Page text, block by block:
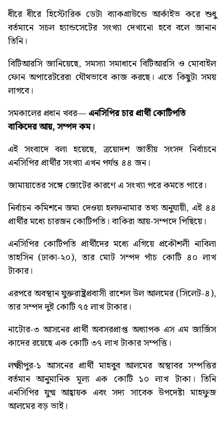
ধীরে ধীরে হিস্টোরিক ডেটা ব্যাকগ্রাউন্ডে আর্কাইভ করে শুধু
বর্তমানে সচল হ্যান্ডসেটের সংখ্যা দেখানো হবে বলে জানান
তিনি।
বিটিআরসি জানিয়েছে, সমস্যা সমাধানে বিটিআরসি ও মোবাইল
ফোন অপারেটরেরা যৌথভাবে কাজ করছে। এতে কিছুটা সময়
লাগবে।
সমকালের প্রধান খবর—এনসিপির চার প্রার্থী কোটিপতি
বাকিদের আয়, সম্পদ কম।
এই সংবাদে বলা হয়েছে, ত্রয়োদশ জাতীয় সংসদ নির্বাচনে
এনসিপির প্রার্থীর সংখ্যা এখন পর্যন্ত ৪৪ জন।
জামায়াতের সঙ্গে জোটের কারণে এ সংখ্যা পরে কমতে পারে।
নির্বাচন কমিশনে জমা দেওয়া হলফনামার তথ্য অনুযায়ী, এই ৪৪
প্রার্থীর মধ্যে চারজন কোটিপতি। বাকিরা আয়-সম্পদে পিছিয়ে।
এনসিপির কোটিপতি প্রার্থীদের মধ্যে এগিয়ে প্রকৌশলী নাবিলা
তাহসিন (ঢাকা-২০), তার মোট সম্পদ পাঁচ কোটি ৪০ লাখ
টাকার।
এরপরে অবস্থান যুক্তরাষ্ট্রপ্রবাসী রাশেল উল আলমের (সিলেট-৪),
তার সম্পদ দুই কোটি ৭৫ লাখ টাকার।
নাটোর-৩ আসনের প্রার্থী অবসরপ্রাপ্ত অধ্যাপক এস এম জার্জিস
কাদের রয়েছে এক কোটি ৩৭ লাখ টাকার সম্পত্তি।
লক্ষ্মীপুর-১ আসনের প্রার্থী মাহবুব আলমের অস্থাবর সম্পত্তির
বর্তমান আনুমানিক মূল্য এক কোটি ১০ লাখ টাকা। তিনি
এনসিপির যুগ্ম আহ্বায়ক এবং সদ্য সাবেক উপদেষ্টা মাহফুজ
আলমের বড় ভাই।